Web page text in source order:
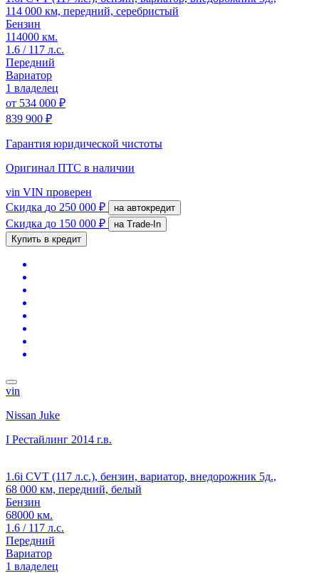
114 000 км, передний, серебристый
Бензин
114000 км.
1.6 / 117 л.с.
Передний
Вариатор
1 владелец
от 534 000 ₽
839 900 ₽
Гарантия юридической чистоты
Оригинал ПТС в наличии
vin VIN проверен
Скидка до 250 000 ₽ на автокредит
Скидка до 150 000 ₽
на Trade-In
Купить в кредит
vin
Nissan Juke
I Рестайлинг 2014 г.в.
1.6i CVT (117 л.с.), бензин, вариатор, внедорожник 5д.,
68 000 км, передний, белый
Бензин
68000 км.
1.6 / 117 л.с.
Передний
Вариатор
1 владелец